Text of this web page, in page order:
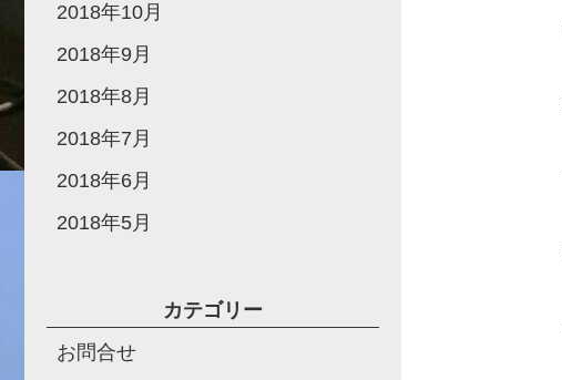
2018年10月
2018年9月
2018年8月
2018年7月
2018年6月
2018年5月
カテゴリー
お問合せ